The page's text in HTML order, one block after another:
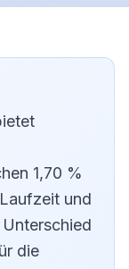
1,70 %
und
die